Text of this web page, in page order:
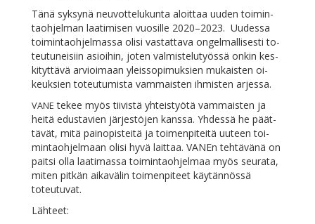
Tä­nä syk­sy­nä neu­vot­te­lu­kun­ta aloit­taa uu­den toi­min­
taoh­jel­man laa­ti­mi­sen vuo­sil­le 2020–2023. Uu­des­sa
toi­min­taoh­jel­mas­sa oli­si vas­tat­ta­va on­gel­mal­li­ses­ti to­
teu­tu­nei­siin asioi­hin, jo­ten val­mis­te­lu­työs­sä on­kin kes­
ki­tyt­tä­vä ar­vioi­maan yleis­so­pi­muk­sien mu­kais­ten oi­
keuk­sien to­teu­tu­mis­ta vam­mais­ten ih­mis­ten arjessa.
VANE te­kee myös tii­vis­tä yh­teis­työ­tä vam­mais­ten ja
hei­tä edus­ta­vien jär­jes­tö­jen kans­sa. Yh­des­sä he päät­
tä­vät, mi­tä pain­opis­tei­tä ja toi­men­pi­tei­tä uu­teen toi­
min­taoh­jel­maan oli­si hy­vä lait­taa. VA­NEn teh­tä­vä­nä on
pait­si ol­la laa­ti­mas­sa toi­min­taoh­jel­maa myös seu­ra­ta,
mi­ten pit­kän ai­ka­vä­lin toi­men­pi­teet käy­tän­nös­sä
toteutuvat.
Läh­teet: